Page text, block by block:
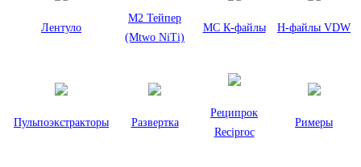
Лентуло
М2 Тейпер
(Mtwo NiTi)
МС К-файлы Н-файлы VDW
Пульпоэкстракторы Развертка
Реципрок
Reciproc
Римеры